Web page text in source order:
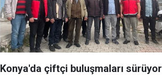
Konya'da çiftçi buluşmaları sürüyor